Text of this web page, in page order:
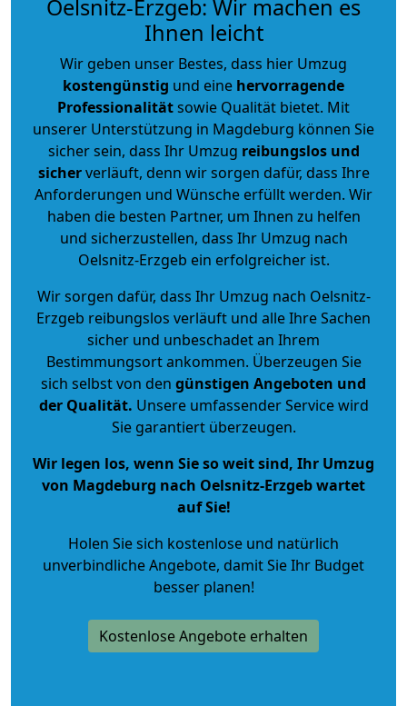
Oelsnitz-Erzgeb: Wir machen es
Ihnen leicht
Wir geben unser Bestes, dass hier Umzug
kostengünstig und eine hervorragende
Professionalitätsowie Qualität bietet. Mit
unserer Unterstützung in Magdeburg können Sie
sicher sein, dass Ihr Umzug reibungslos und
sicherverläuft, denn wir sorgen dafür, dass Ihre
Anforderungen und Wünsche erfüllt werden. Wir
haben die besten Partner, um Ihnen zu helfen
und sicherzustellen, dass Ihr Umzug nach
Oelsnitz-Erzgeb ein erfolgreicher ist.
Wir sorgen dafür, dass Ihr Umzug nach Oelsnitz-
Erzgeb reibungslos verläuft und alle Ihre Sachen
sicher und unbeschadet an Ihrem
Bestimmungsort ankommen. Überzeugen Sie
sich selbst von den günstigen Angeboten und
der Qualität. Unsere umfassender Service wird
Sie garantiert überzeugen.
Wir legen los, wenn Sie so weit sind, Ihr Umzug
von Magdeburg nach Oelsnitz-Erzgeb wartet
auf Sie!
Holen Sie sich kostenlose und natürlich
unverbindliche Angebote, damit Sie Ihr Budget
besser planen!
Kostenlose Angebote erhalten